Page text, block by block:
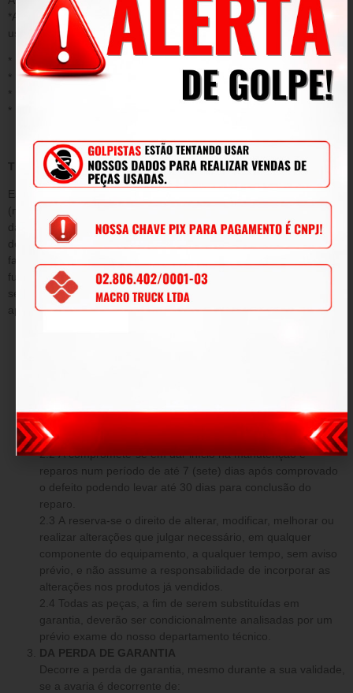
*Acidentes/ uso inadequado do produto/ sinistro/ negligência ou
uso fora das conformidades.
* Desgaste ou danos causados por agentes naturais;
* Instalação ou aplicação inadequada;
* Modificações, adaptações e adulterações no produto original
* Mau uso;
TERMO DE GARANTIA
Este termo tem como objetivo garantir pelo período de 90
(noventa) dias de prazo, tempo determinado por lei a contar da
data de emissão da Nota Fiscal de venda e conforme condições
descritas abaixo, a qualidade do produto contra defeitos de
fabricação que venham afetar a integridade física e/ou o
funcionamento do mesmo, durante este período, será submetida
sem ônus para o cliente, todas as peças e componentes que
apresentarem defeitos comprovados de projeto e/ou fabricação.
avarias prévias, a tem o dever de reparar os danos o mais
breve possível, sem custo adicional.
2.2 A compromete-se em dar início na manutenção e
reparos num período de até 7 (sete) dias após comprovado
o defeito podendo levar até 30 dias para conclusão do
reparo.
2.3 A reserva-se o direito de alterar, modificar, melhorar ou
realizar alterações que julgar necessário, em qualquer
componente do equipamento, a qualquer tempo, sem aviso
prévio, e não assume a responsabilidade de incorporar as
alterações nos produtos já vendidos.
2.4 Todas as peças, a fim de serem substituídas em
garantia, deverão ser condicionalmente analisadas por um
prévio exame do nosso departamento técnico.
DA PERDA DE GARANTIA
Decorre a perda de garantia, mesmo durante a sua validade,
se a avaria é decorrente de: